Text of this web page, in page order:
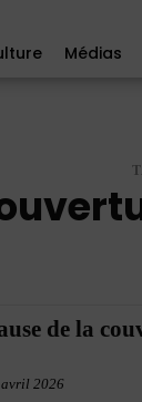
Médias
de la
2026